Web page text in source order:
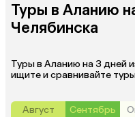
Туры в Аланию
Челябинска
Туры в Аланию на 3 дней
ищите и сравнивайте
Август
Сентябрь